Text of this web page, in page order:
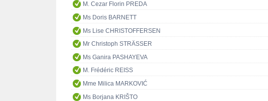
M. Cezar Florin PREDA
Ms Doris BARNETT
Ms Lise CHRISTOFFERSEN
Mr Christoph STRÄSSER
Ms Ganira PASHAYEVA
M. Frédéric REISS
Mme Milica MARKOVIĆ
Ms Borjana KRIŠTO